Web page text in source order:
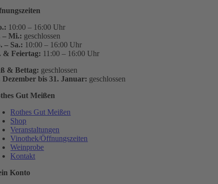
10:00 – 16:00 Uhr
– Mi.: geschlossen
– Sa.: 10:00 – 16:00 Uhr
& Feiertag: 11:00 – 16:00 Uhr
& Bettag: geschlossen
Dezember bis 31. Januar: geschlossen
Gut Meißen
Rothes Gut Meißen
Shop
Veranstaltungen
Vinothek/Öffnungszeiten
Weinprobe
Kontakt
Konto